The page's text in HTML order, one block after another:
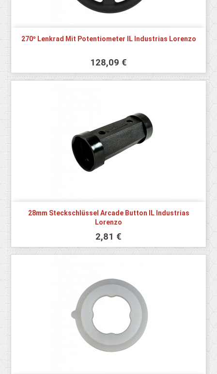
270º Lenkrad Mit Potentiometer IL Industrias Lorenzo
128,09 €
28mm Steckschlüssel Arcade Button IL Industrias
Lorenzo
2,81 €